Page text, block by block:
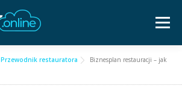
Menu
Częste pytania
Przewodnik restauratora
Biznesplan restauracji – jak